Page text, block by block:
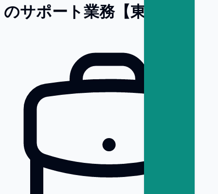
のサポート業務【東京】